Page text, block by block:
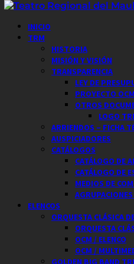
Saltar
contenido
Menú
principal
INICIO
TRM
HISTORIA
MISIÓN Y VISIÓN
TRANSPARENCIA
LEY DE
PROYECTO OCM
OTROS
LOGO
ARRIENDOS – FICHA
AUSPICIADORES
CATÁLOGOS
CATÁLOGO DE
CATÁLOGO DE
MEDIOS DE
ELENCOS
ORQUESTA CLÁSICA
ORQUESTA
OCM / ELENCO
OCM /
GOLDEN BIG BAND